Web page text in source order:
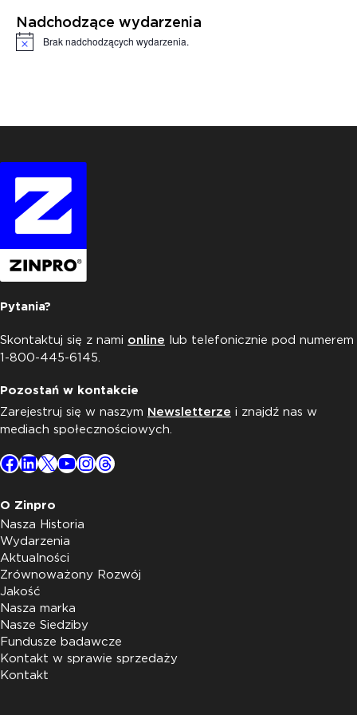
Nadchodzące wydarzenia
Powiadomienie
Brak nadchodzących wydarzenia.
Pytania?
Skontaktuj się z nami online lub telefonicznie pod numerem
1-800-445-6145.
Pozostań w kontakcie
Zarejestruj się w naszym Newsletterze i znajdź nas w
mediach społecznościowych.
Facebook
LinkedIn
X YouTube
Instagram
Threads
O Zinpro
Nasza Historia
Wydarzenia
Aktualności
Zrównoważony Rozwój
Jakość
Nasza marka
Nasze Siedziby
Fundusze badawcze
Kontakt w sprawie sprzedaży
Kontakt